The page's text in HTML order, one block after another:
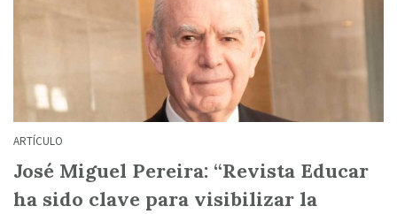
ARTÍCULO
José Miguel Pereira: “Revista Educar
ha sido clave para visibilizar la